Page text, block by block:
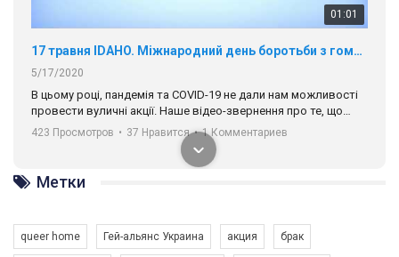
01:01
17 травня IDAHO. Міжнародний день боротьби з гомофобією трансфобією і біфобія.
5/17/2020
В цьому році, пандемія та COVІD-19 не дали нам можливості
провести вуличні акції. Наше відео-звернення про те, що
навіть коли ми у різних містах та не можемо зустрінеться, ми
разом. Ми закликаємо всіх хто поділяє цінності рівності та
солідарності, приєднатися до нас. Регіональні підрозділи
ГАУ є в 16 областях України.
Разом наш голос лунає гучніше!
423 Просмотров • 37 Нравится • 1 Комментариев
Метки
queer home Гей-альянс Украина акция брак